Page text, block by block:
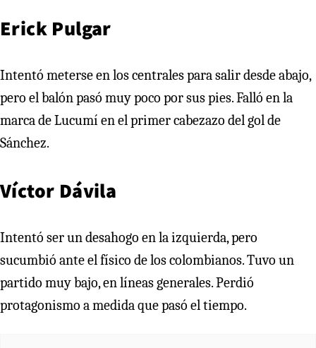
Erick Pulgar
Intentó meterse en los centrales para salir desde abajo,
pero el balón pasó muy poco por sus pies. Falló en la
marca de Lucumí en el primer cabezazo del gol de
Sánchez.
Víctor Dávila
Intentó ser un desahogo en la izquierda, pero
sucumbió ante el físico de los colombianos. Tuvo un
partido muy bajo, en líneas generales. Perdió
protagonismo a medida que pasó el tiempo.